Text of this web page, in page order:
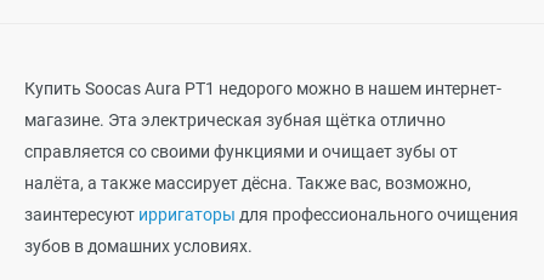
Купить SoocasAura РТ1 недорого можно в нашем интернет-
магазине. Эта электрическая зубная щётка отлично
справляется со своими функциями и очищает зубы от
налёта, а также массирует дёсна. Также вас, возможно,
заинтересуют ирригаторы для профессионального очищения
зубов в домашних условиях.